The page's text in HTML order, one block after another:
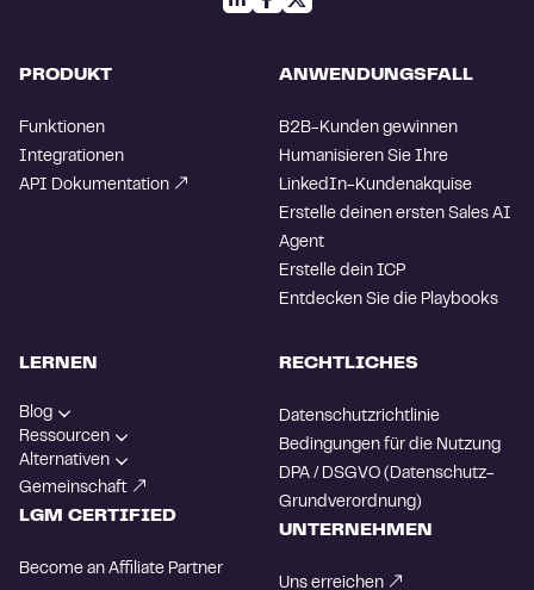
PRODUKT
Funktionen
Integrationen
API Dokumentation
ANWENDUNGSFALL
B2B-Kunden gewinnen
Humanisieren Sie Ihre
LinkedIn-Kundenakquise
Erstelle deinen ersten Sales AI
Agent
Erstelle dein ICP
Entdecken Sie die Playbooks
LERNEN
Blog
Ressourcen
Alternativen
Gemeinschaft
LGM CERTIFIED
Become an Affiliate Partner
RECHTLICHES
Datenschutzrichtlinie
Bedingungen für die Nutzung
DPA / DSGVO (Datenschutz-
Grundverordnung)
UNTERNEHMEN
Uns erreichen